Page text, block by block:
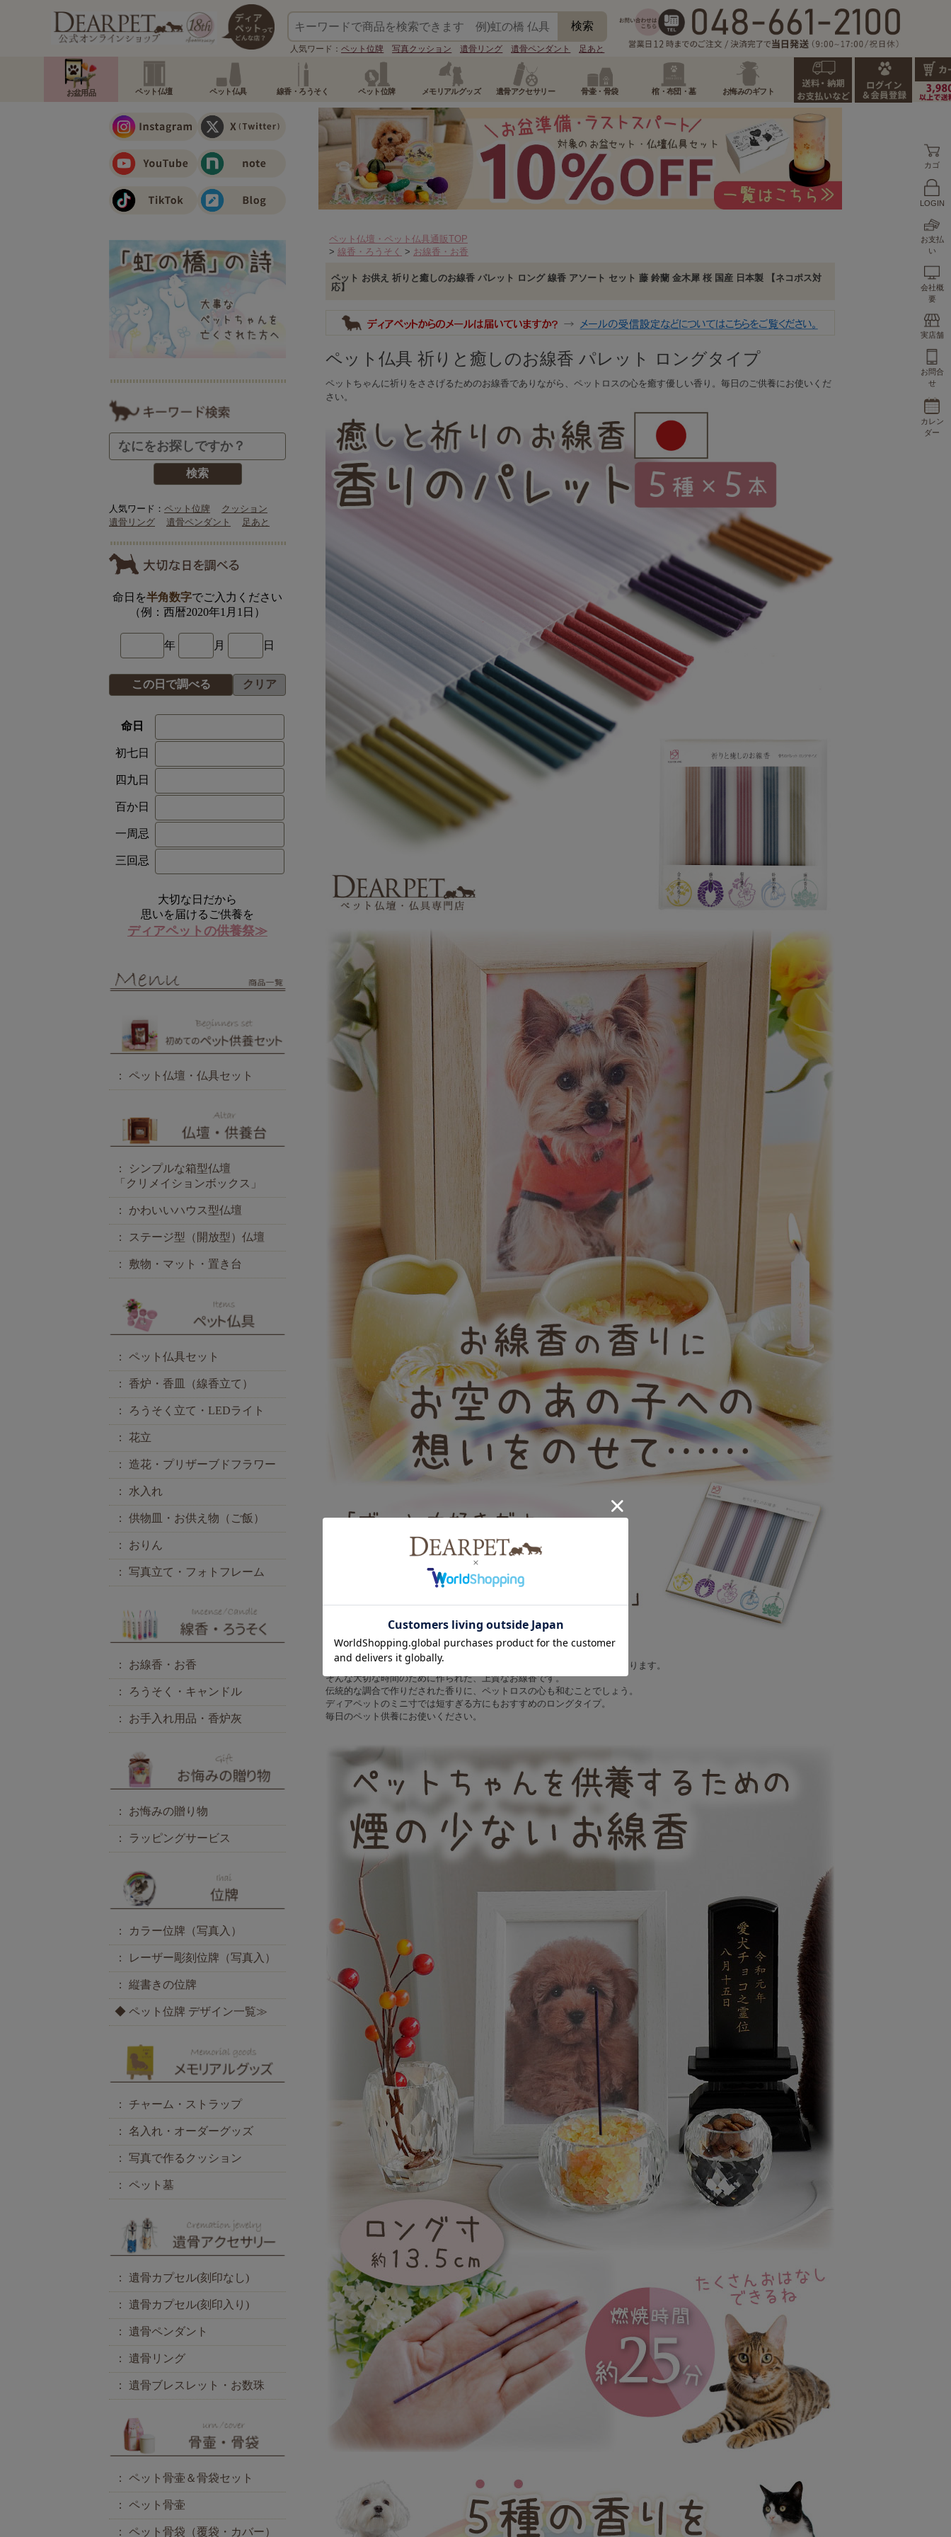
人気ワード：ペット位牌 写真クッション 遺骨リング 遺骨ペンダント 足あと
お盆用品 ペット仏壇 ペット仏具 線香・ろうそく ペット位牌 メモリアルグッズ 遺骨アクセサリー 骨壷・骨袋 棺・布団・墓 お悔みのギフト
カゴ
LOGIN
お支払
い
会社概
要
実店舗
お問合
せ
カレン
ダー
ペット仏壇・ペット仏具通販TOP
> 線香・ろうそく > お線香・お香
ペット お供え 祈りと癒しのお線香 パレット ロング 線香 アソート セット 藤 鈴蘭 金木犀 桜 国産 日本製 【ネコポス対
応】
ペット仏具 祈りと癒しのお線香 パレット ロングタイプ
ペットちゃんに祈りをささげるためのお線香でありながら、ペットロスの心を癒す優しい香り。毎日のご供養にお使いくだ
さい。
お線香を手向け、そっと手を合わせる・・・
ペットちゃんを想い、祈ることは、自分の心を静め、癒される時間でもあります。
そんな大切な時間のために作られた、上質なお線香です。
伝統的な調合で作りだされた香りに、ペットロスの心も和むことでしょう。
ディアペットのミニ寸では短すぎる方にもおすすめのロングタイプ。
毎日のペット供養にお使いください。